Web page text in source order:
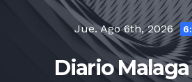
Jue. Ago 6th, 2026
Diario